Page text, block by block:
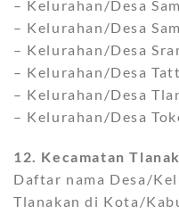
– Kelurahan/Desa
– Kelurahan/Desa
– Kelurahan/Desa
– Kelurahan/Desa
– Kelurahan/Desa
– Kelurahan/Desa
12. Kecamatan
Daftar nama Desa/
Tlanakan di Kota/